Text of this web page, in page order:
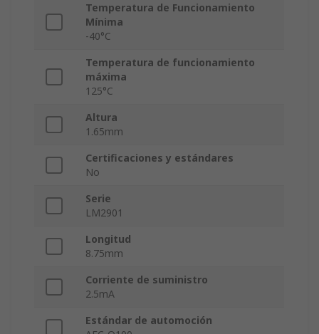
Temperatura de Funcionamiento
Mínima
-40°C
Temperatura de funcionamiento
máxima
125°C
Altura
1.65mm
Certificaciones y estándares
No
Serie
LM2901
Longitud
8.75mm
Corriente de suministro
2.5mA
Estándar de automoción